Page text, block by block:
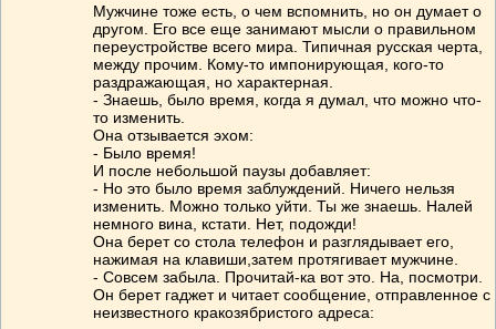
Мужчине тоже есть, о чем вспомнить, но он думает о
другом. Его все еще занимают мысли о правильном
переустройстве всего мира. Типичная русская черта,
между прочим. Кому-то импонирующая, кого-то
раздражающая, но характерная.
- Знаешь, было время, когда я думал, что можно что-
то изменить.
Она отзывается эхом:
- Было время!
И после небольшой паузы добавляет:
- Но это было время заблуждений. Ничего нельзя
изменить. Можно только уйти. Ты же знаешь. Налей
немного вина, кстати. Нет, подожди!
Она берет со стола телефон и разглядывает его,
нажимая на клавиши,затем протягивает мужчине.
- Совсем забыла. Прочитай-ка вот это. На, посмотри.
Он берет гаджет и читает сообщение, отправленное с
неизвестного кракозябристого адреса: